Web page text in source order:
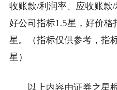
收账款/利润率、应收账款
好公司指标1.5星，好价格
星。（指标仅供参考，指
星）
以上内容由证券之星